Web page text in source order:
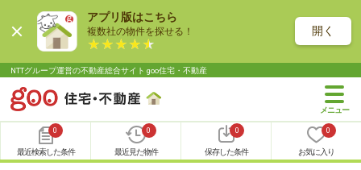
アプリ版はこちら
複数社の物件を探せる！ 開く
NTTグループ運営の不動産総合サイト goo住宅・不動産
0
最近検索した条件
0
最近見た物件
0
保存した条件
0
お気に入り